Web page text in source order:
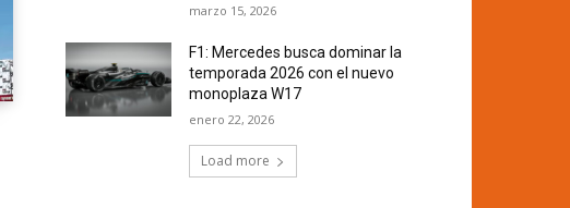
marzo 15, 2026
F1: Mercedes busca dominar la
temporada 2026 con el nuevo
monoplaza W17
enero 22, 2026
Load more